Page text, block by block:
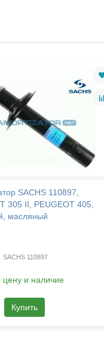
SACHS 110897,
305 II, PEUGEOT 405,
масляный
SACHS 110897
цену и наличие
Купить